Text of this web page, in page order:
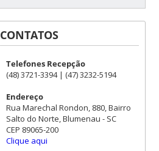
CONTATOS
Telefones Recepção
(48) 3721-3394 | (47) 3232-5194
Endereço
Rua Marechal Rondon, 880, Bairro
Salto do Norte, Blumenau - SC
CEP 89065-200
Clique aqui